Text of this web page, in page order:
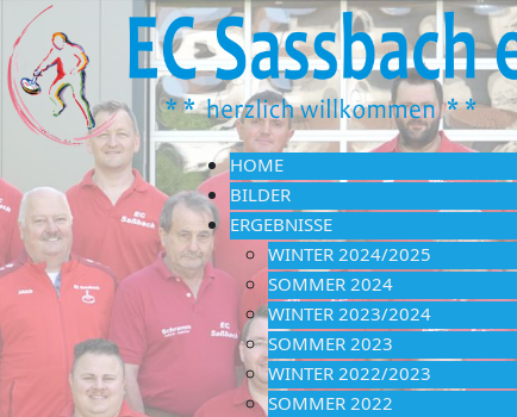
HOME
BILDER
ERGEBNISSE
WINTER 2024/2025
SOMMER 2024
WINTER 2023/2024
SOMMER 2023
WINTER 2022/2023
SOMMER 2022